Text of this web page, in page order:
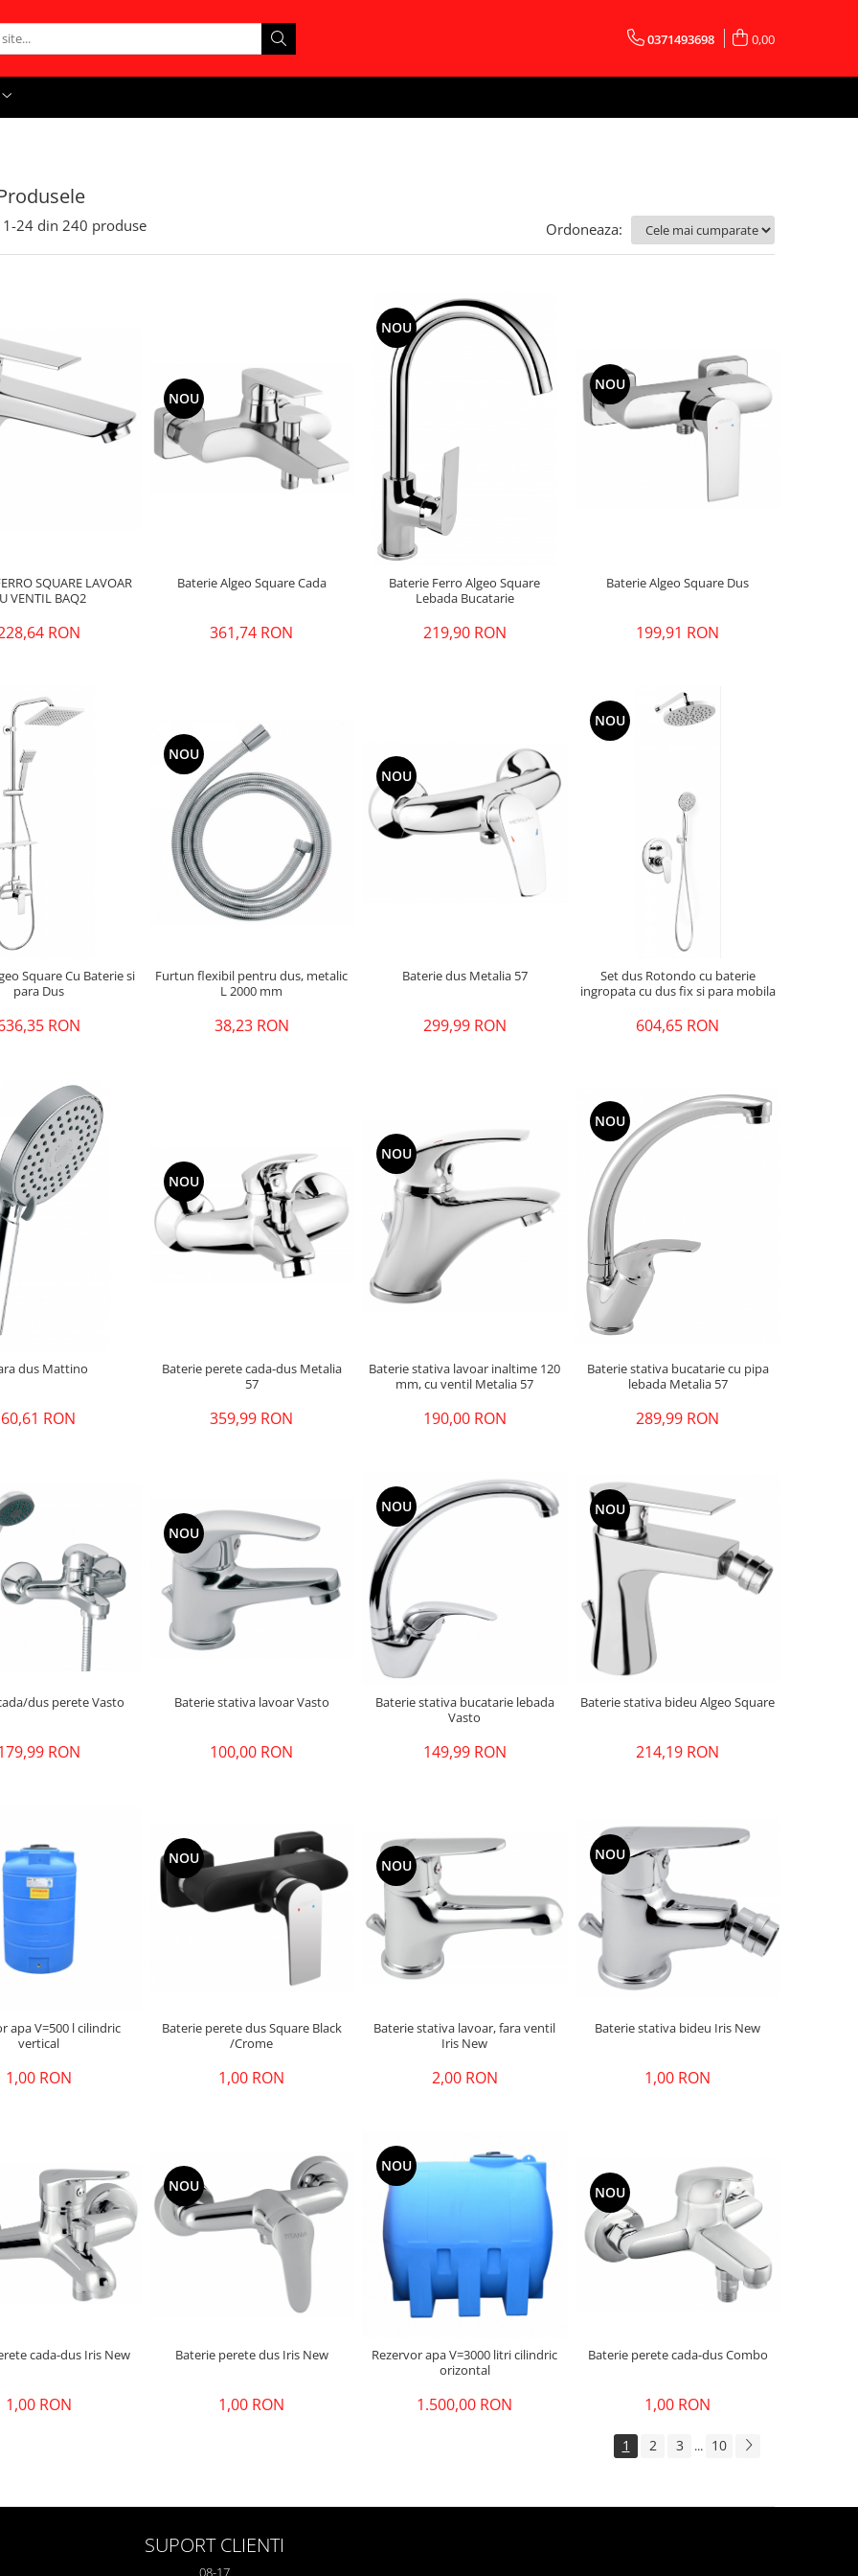
0371493698 0,00
1-24 din 240 produse Ordoneaza:
SQUARE LAVOAR
VENTIL BAQ2
RON
NOU
Baterie Algeo Square Cada
361,74 RON
NOU
Baterie Ferro Algeo Square
Lebada Bucatarie
219,90 RON
NOU
Baterie Algeo Square Dus
199,91 RON
Square Cu Baterie si
para Dus
RON
NOU
Furtun flexibil pentru dus, metalic
L 2000 mm
38,23 RON
NOU
Baterie dus Metalia 57
299,99 RON
NOU
Set dus Rotondo cu baterie
ingropata cu dus fix si para mobila
604,65 RON
dus Mattino
60,61 RON
NOU
Baterie perete cada-dus Metalia
57
359,99 RON
NOU
Baterie stativa lavoar inaltime 120
mm, cu ventil Metalia 57
190,00 RON
NOU
Baterie stativa bucatarie cu pipa
lebada Metalia 57
289,99 RON
dus perete Vasto
RON
NOU
Baterie stativa lavoar Vasto
100,00 RON
NOU
Baterie stativa bucatarie lebada
Vasto
149,99 RON
NOU
Baterie stativa bideu Algeo Square
214,19 RON
apa V=500 l cilindric
vertical
1,00 RON
NOU
Baterie perete dus Square Black
/Crome
1,00 RON
NOU
Baterie stativa lavoar, fara ventil
Iris New
2,00 RON
NOU
Baterie stativa bideu Iris New
1,00 RON
cada-dus Iris New
1,00 RON
NOU
Baterie perete dus Iris New
1,00 RON
NOU
Rezervor apa V=3000 litri cilindric
orizontal
1.500,00 RON
NOU
Baterie perete cada-dus Combo
1,00 RON
1 2 3 ... 10
SUPORT CLIENTI
08-17